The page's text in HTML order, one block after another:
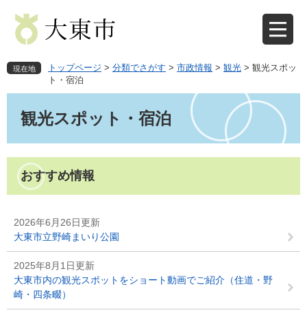
先
で
を
ば
現在地 トップページ > 分類でさがす > 市政情報 > 観光 > 観光スポッ
ト・宿泊
観光スポット・宿泊
おすすめ情報
2026年6月26日更新
大東市立野崎まいり公園
2025年8月1日更新
大東市内の観光スポットをショート動画でご紹介（住道・野
崎・四条畷）